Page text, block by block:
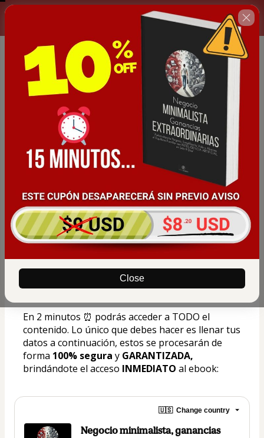
Close
Aprovecha esta oferta el día de
🎓 FELICIDADES, estás a un paso de
obtener el ebook completo "Negocio
Minimalista, Ganancias Extraordinarias"
con todos sus bonos y regalos de
bienvenida.
En 2 minutos ⏰ podrás acceder a TODO el
contenido. Lo único que debes hacer es llenar tus
datos a continuación, estos se procesarán de
forma 100% segura y
brindándote el acceso INMEDIATO al ebook:
🇺🇸 Change country
Negocio minimalista, ganancias